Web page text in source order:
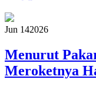
Jun 142026
Menurut
Meroketnya